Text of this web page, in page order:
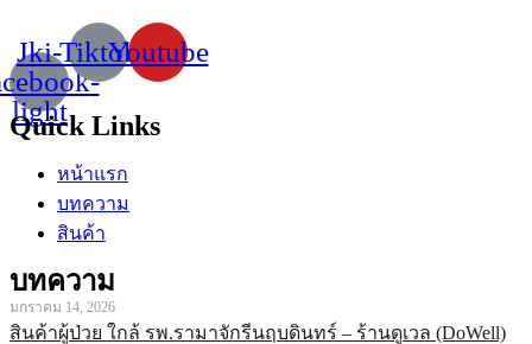
Jki-
light
TiktokYoutube
Quick Links
หน้าแรก
บทความ
สินค้า
บทความ
มกราคม 14, 2026
สินค้าผู้ป่วย ใกล้ รพ.รามาจักรีนฤบดินทร์ – ร้านดูเวล (DoWell)